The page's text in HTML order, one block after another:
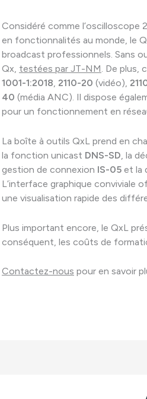
Considéré comme l’oscilloscope
en fonctionnalités au monde, le
broadcast professionnels. Sans
Qx, testées par JT-NM. De plus,
1001-1:2018, 2110-20 (vidéo),
40 (média ANC). Il dispose
pour un fonctionnement en
La boîte à outils QxL prend en
la fonction unicast DNS-SD, la
gestion de connexion IS-05 et la
L’interface graphique conviviale
une visualisation rapide des
Plus important encore, le QxL
conséquent, les coûts de
Contactez-nous pour en savoir